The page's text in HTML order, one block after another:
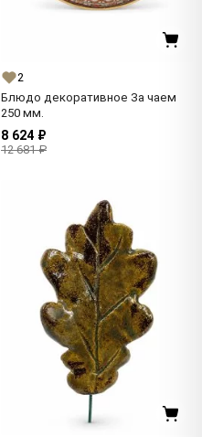
2
Блюдо декоративное За чаем
250 мм.
8 624 ₽
12 681 ₽